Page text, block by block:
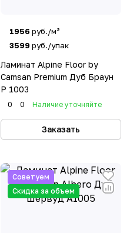
1956 руб./м²
3599 руб./упак
Ламинат Alpine Floor by
Camsan Premium Дуб Браун
Р 1003
0 0 Наличие уточняйте
Заказать
Советуем
Скидка за объем